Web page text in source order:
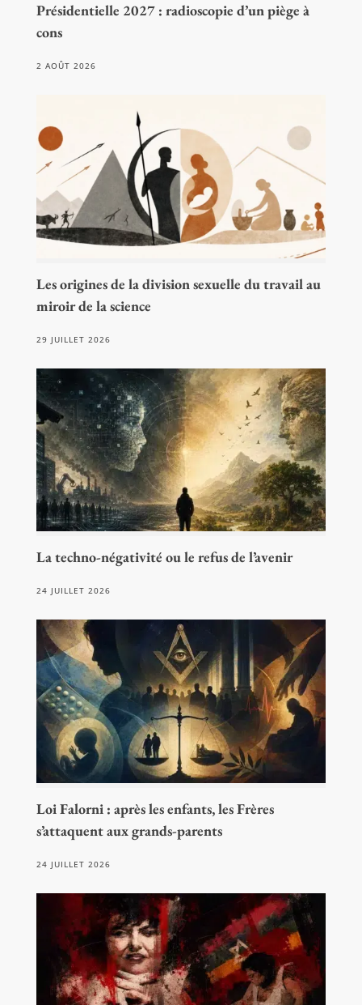
Présidentielle 2027 : radioscopie d’un piège à
cons
2 AOÛT 2026
Les origines de la division sexuelle du travail au
miroir de la science
29 JUILLET 2026
La techno-négativité ou le refus de l’avenir
24 JUILLET 2026
Loi Falorni : après les enfants, les Frères
s’attaquent aux grands-parents
24 JUILLET 2026